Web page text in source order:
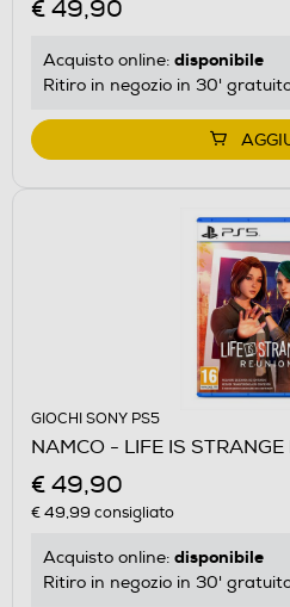
€ 49,90
Acquisto online: disponibile
Ritiro in negozio in 30'
GIOCHI SONY PS5
NAMCO - LIFE IS
€ 49,90
€ 49,99 consigliato
Acquisto online: disponibile
Ritiro in negozio in 30'